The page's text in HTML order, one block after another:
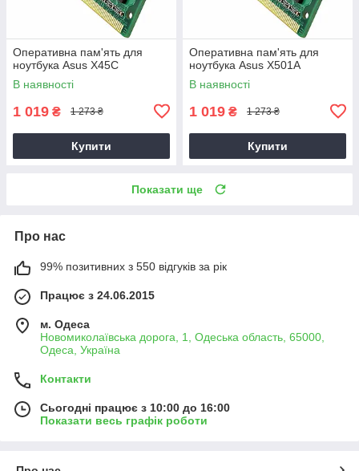
Оперативна пам'ять для
ноутбука Asus X45C
В наявності
1 019 ₴ 1 273 ₴
Купити
Оперативна пам'ять для
ноутбука Asus X501A
В наявності
1 019 ₴ 1 273 ₴
Купити
Показати ще
Про нас
99% позитивних з 550 відгуків за рік
Працює з 24.06.2015
м. Одеса
Новомиколаївська дорога, 1, Одеська область, 65000,
Одеса, Україна
Контакти
Сьогодні працює з 10:00 до 16:00
Показати весь графік роботи